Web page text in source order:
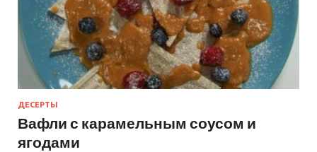
ДЕСЕРТЫ
Вафли с карамельным соусом и
ягодами